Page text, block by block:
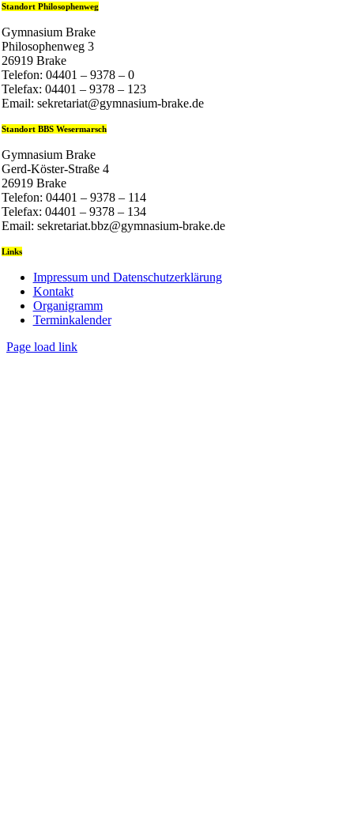
Standort Philosophenweg
Gymnasium Brake
Philosophenweg 3
26919 Brake
Telefon: 04401 – 9378 – 0
Telefax: 04401 – 9378 – 123
Email: sekretariat@gymnasium-brake.de
Standort BBS Wesermarsch
Gymnasium Brake
Gerd-Köster-Straße 4
26919 Brake
Telefon: 04401 – 9378 – 114
Telefax: 04401 – 9378 – 134
Email: sekretariat.bbz@gymnasium-brake.de
Links
Impressum und Datenschutzerklärung
Kontakt
Organigramm
Terminkalender
Page load link